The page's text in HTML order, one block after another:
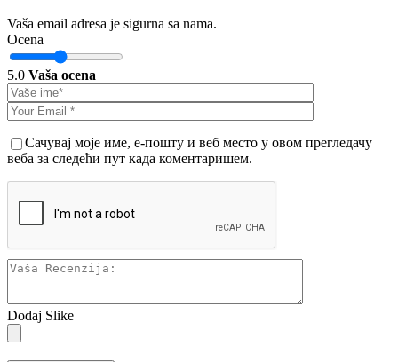
Vaša email adresa je sigurna sa nama.
Ocena
5.0 Vaša ocena
Сачувај моје име, е-пошту и веб место у овом прегледачу
веба за следећи пут када коментаришем.
Dodaj Slike